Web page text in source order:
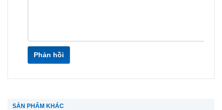
Phản hồi
SẢN PHẨM KHÁC